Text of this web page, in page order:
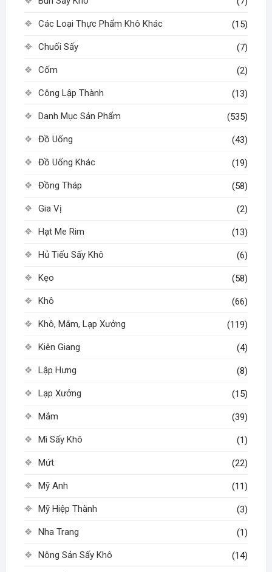
Các Loại Thực Phẩm Khô Khác (15)
Chuối Sấy (7)
Cốm (2)
Công Lập Thành (13)
Danh Mục Sản Phẩm (535)
Đồ Uống (43)
Đồ Uống Khác (19)
Đồng Tháp (58)
Gia Vị (2)
Hạt Me Rim (13)
Hủ Tiếu Sấy Khô (6)
Kẹo (58)
Khô (66)
Khô, Mắm, Lạp Xưởng (119)
Kiên Giang (4)
Lập Hưng (8)
Lạp Xưởng (15)
Mắm (39)
Mì Sấy Khô (1)
Mứt (22)
Mỹ Anh (11)
Mỹ Hiệp Thành (3)
Nha Trang (1)
Nông Sản Sấy Khô (14)